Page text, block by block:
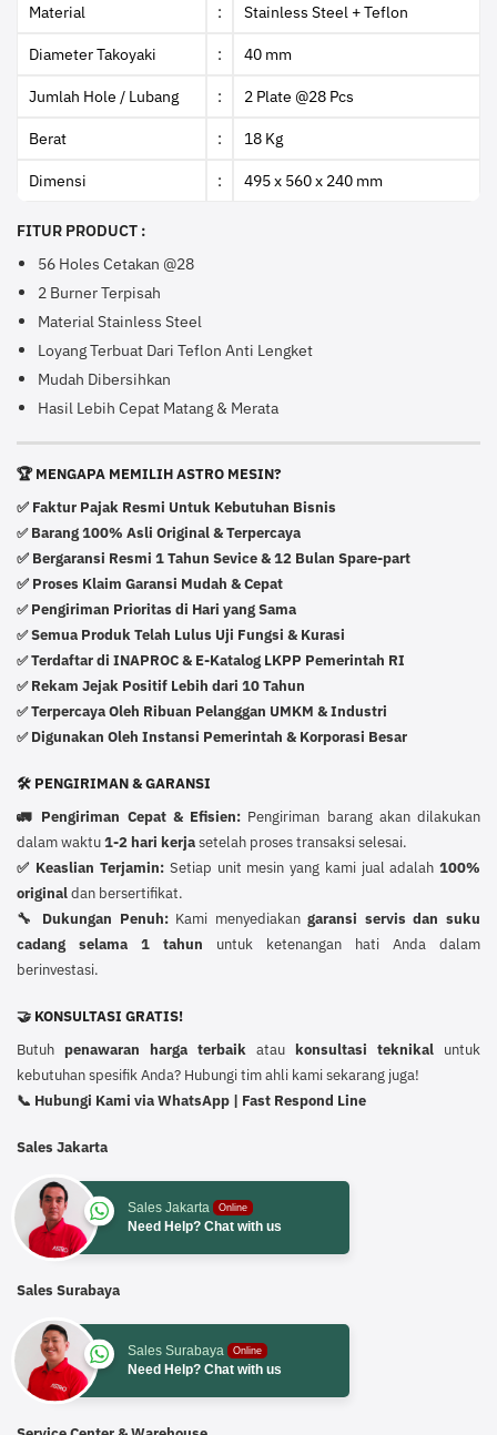
Material : Stainless Steel + Teflon
Diameter Takoyaki : 40 mm
Jumlah Hole / Lubang : 2 Plate @28 Pcs
Berat : 18 Kg
Dimensi : 495 x 560 x 240 mm
FITUR PRODUCT :
56 Holes Cetakan @28
2 Burner Terpisah
Material Stainless Steel
Loyang Terbuat Dari Teflon Anti Lengket
Mudah Dibersihkan
Hasil Lebih Cepat Matang & Merata
🏆 MENGAPA MEMILIH ASTRO MESIN?
✅ Faktur Pajak Resmi Untuk Kebutuhan Bisnis
✅ Barang 100% Asli Original & Terpercaya
✅ Bergaransi Resmi 1 Tahun Sevice & 12 Bulan Spare-part
✅ Proses Klaim Garansi Mudah & Cepat
✅ Pengiriman Prioritas di Hari yang Sama
✅Semua Produk Telah Lulus Uji Fungsi & Kurasi
✅Terdaftar di INAPROC & E-Katalog LKPP Pemerintah RI
✅ Rekam Jejak Positif Lebih dari 10 Tahun
✅Terpercaya Oleh Ribuan Pelanggan UMKM & Industri
✅ Digunakan Oleh Instansi Pemerintah & Korporasi Besar
🛠️ PENGIRIMAN & GARANSI
🚛 Pengiriman Cepat & Efisien: Pengiriman barang akan dilakukan
dalam waktu1-2 hari kerjasetelah proses transaksi selesai.
✅ Keaslian Terjamin: Setiap unit mesin yang kami jual adalah100%
originaldan bersertifikat.
🔧 Dukungan Penuh:Kami menyediakangaransi servis dan suku
cadang selama 1 tahun untuk ketenangan hati Anda dalam
berinvestasi.
🤝 KONSULTASI GRATIS!
Butuh penawaran harga terbaik atau konsultasi teknikal untuk
kebutuhan spesifik Anda? Hubungi tim ahli kami sekarang juga!
📞 Hubungi Kami via WhatsApp | Fast Respond Line
Sales Jakarta
Sales Jakarta Online
Need Help? Chat with us
Sales Surabaya
Sales Surabaya Online
Need Help? Chat with us